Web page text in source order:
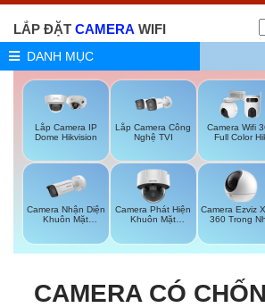
LẮP ĐẶT CAMERA WIFI
DANH MỤC
Lắp Camera IP
Dome Hikvision
Lắp Camera Công
Nghệ TVI
Camera Wifi
Full Color
Camera Nhận Diện
Khuôn Mặt
Camera Phát Hiện
Khuôn Mặt
Camera Ezviz
360 Trong
CAMERA CÓ